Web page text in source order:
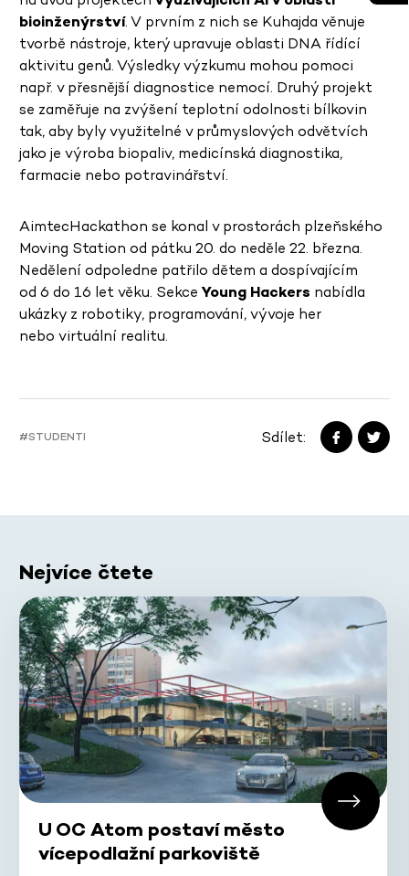
bioinženýrství. V prvním z nich se Kuhajda věnuje
tvorbě nástroje, který upravuje oblasti DNA řídící
aktivitu genů. Výsledky výzkumu mohou pomoci
např. v přesnější diagnostice nemocí. Druhý projekt
se zaměřuje na zvýšení teplotní odolnosti bílkovin
tak, aby byly využitelné v průmyslových odvětvích
jako je výroba biopaliv, medicínská diagnostika,
farmacie nebo potravinářství.
AimtecHackathon se konal v prostorách plzeňského
Moving Station od pátku 20. do neděle 22. března.
Nedělení odpoledne patřilo dětem a dospívajícím
od 6 do 16 let věku. Sekce Young Hackers nabídla
ukázky z robotiky, programování, vývoje her
nebo virtuální realitu.
#STUDENTI Sdílet:
Nejvíce čtete
U OC Atom postaví město
vícepodlažní parkoviště